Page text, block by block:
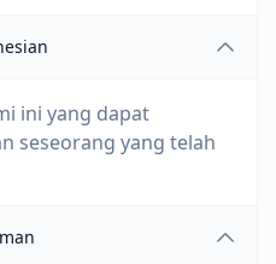
ini yang dapat
seseorang yang telah